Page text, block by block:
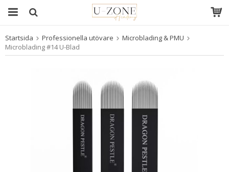
Produkten har blivit tillagd i varukorgen
Startsida Professionella utövare
Microblading & PMU
Microblading #14 U-Blad